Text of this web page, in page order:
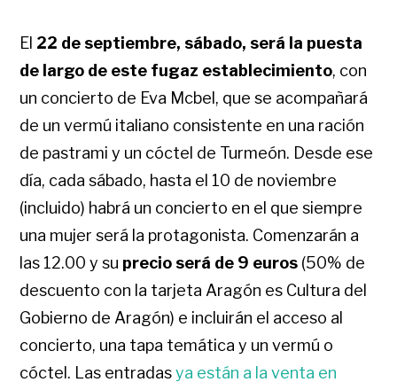
El 22 de septiembre, sábado, será la puesta
de largo de este fugaz establecimiento, con
un concierto de Eva Mcbel, que se acompañará
de un vermú italiano consistente en una ración
de pastrami y un cóctel de Turmeón. Desde ese
día, cada sábado, hasta el 10 de noviembre
(incluido) habrá un concierto en el que siempre
una mujer será la protagonista. Comenzarán a
las 12.00 y su precio será de 9 euros (50% de
descuento con la tarjeta Aragón es Cultura del
Gobierno de Aragón) e incluirán el acceso al
concierto, una tapa temática y un vermú o
cóctel. Las entradasya están a la venta en